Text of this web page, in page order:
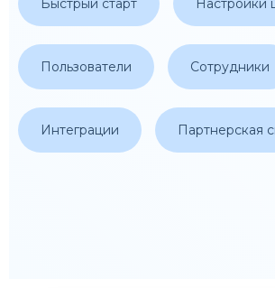
Быстрый старт Настройки
Пользователи Сотрудники
Интеграции Партнерская